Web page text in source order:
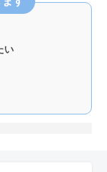
い